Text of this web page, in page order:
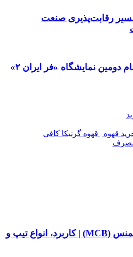
رقابت‌پذیری صنعت
تمدید مهلت ثبت‌نام دومین نمایشگاه «فر ایران ۲»
قهوه | قهوه گرنیکا کافی
مصرف
کلید مینیاتوری زیمنس (MCB) | کاربرد، انواع تیپ و